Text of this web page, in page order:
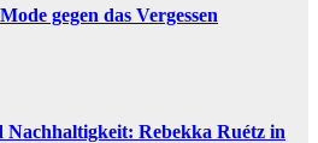
gegen das Vergessen
Nachhaltigkeit: Rebekka Ruétz in